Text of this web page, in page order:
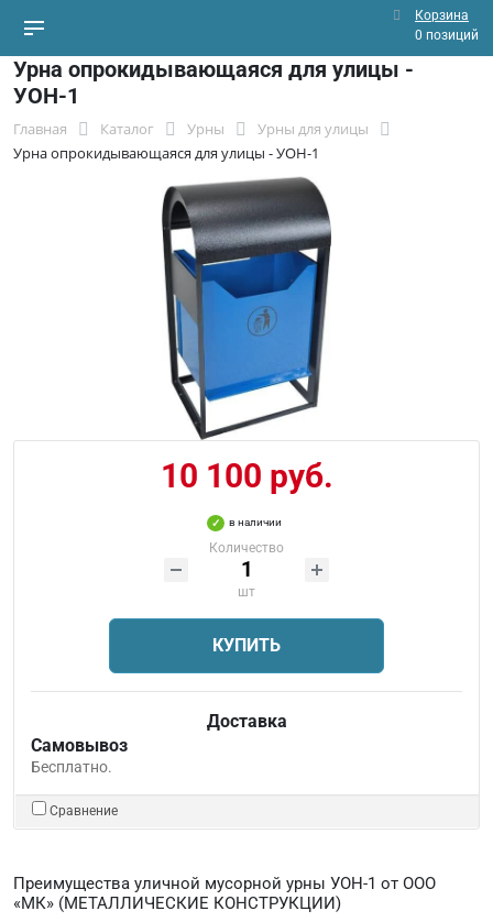
Корзина
0 позиций
Урна опрокидывающаяся для улицы -
УОН-1
Главная Каталог Урны
Урны для улицы
Урна опрокидывающаяся для улицы - УОН-1
10 100 руб.
в наличии
Количество
шт
КУПИТЬ
Доставка
Самовывоз
Бесплатно.
Сравнение
Преимущества уличной мусорной урны УОН-1 от ООО
«МК» (МЕТАЛЛИЧЕСКИЕ КОНСТРУКЦИИ)